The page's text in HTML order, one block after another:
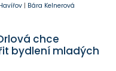
| Bára Kelnerová
chce
bydlení mladých